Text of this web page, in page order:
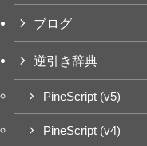
ブログ
逆引き辞典
PineScript (v5)
PineScript (v4)